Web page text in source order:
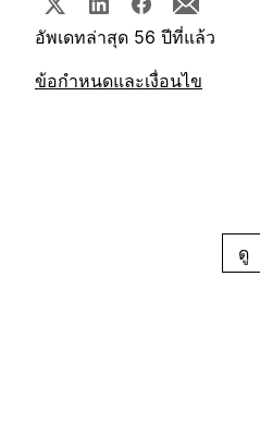
อัพเดทล่าสุด 56 ปีที่แล้ว
ข้อกำหนดและเงื่อนไข
ดู